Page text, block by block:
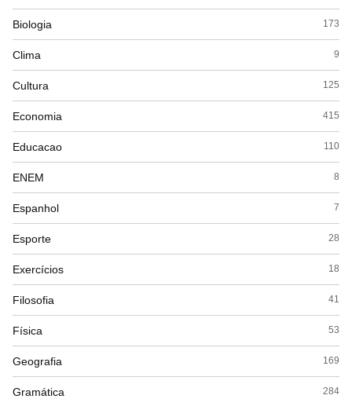
Biologia 173
Clima 9
Cultura 125
Economia 415
Educacao 110
ENEM 8
Espanhol 7
Esporte 28
Exercícios 18
Filosofia 41
Física 53
Geografia 169
Gramática 284